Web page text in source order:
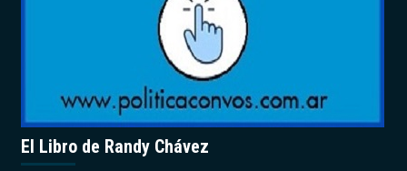
El Libro de Randy Chávez